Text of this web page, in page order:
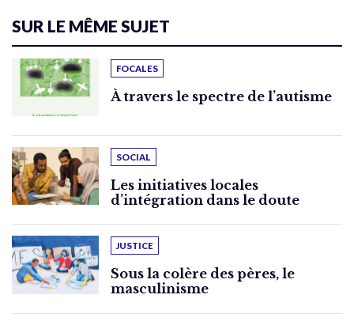
SUR LE MÊME SUJET
FOCALES
À travers le spectre de l’autisme
SOCIAL
Les initiatives locales
d’intégration dans le doute
JUSTICE
Sous la colère des pères, le
masculinisme